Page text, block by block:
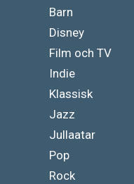
Barn
Disney
Film och TV
Indie
Klassisk
Jazz
Jullaatar
Pop
Rock